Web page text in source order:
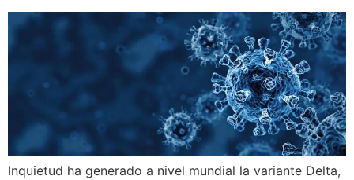
Inquietud ha generado a nivel mundial la variante Delta,